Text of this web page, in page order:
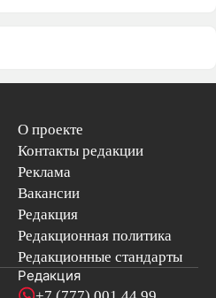
О проекте
Контакты редакции
Реклама
Вакансии
Редакция
Редакционная политика
Редакционные стандарты
Редакция